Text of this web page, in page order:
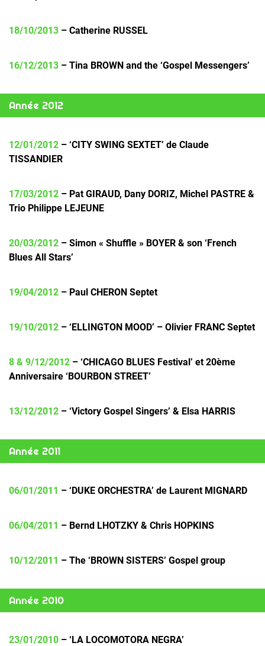
18/10/2013 – Catherine RUSSEL
16/12/2013 – Tina BROWN and the ‘Gospel Messengers’
Année 2012
12/01/2012 – ‘CITY SWING SEXTET’ de Claude
TISSANDIER
17/03/2012 – Pat GIRAUD, Dany DORIZ, Michel PASTRE &
Trio Philippe LEJEUNE
20/03/2012 – Simon « Shuffle » BOYER & son ‘French
Blues All Stars’
19/04/2012 – Paul CHERON Septet
19/10/2012 – ‘ELLINGTON MOOD’ – Olivier FRANC Septet
8 & 9/12/2012 – ‘CHICAGO BLUES Festival’ et 20ème
Anniversaire ‘BOURBON STREET’
13/12/2012 – ‘Victory Gospel Singers’ & Elsa HARRIS
Année 2011
06/01/2011 – ‘DUKE ORCHESTRA’ de Laurent MIGNARD
06/04/2011 – Bernd LHOTZKY & Chris HOPKINS
10/12/2011 – The ‘BROWN SISTERS’ Gospel group
Année 2010
23/01/2010 – ‘LA LOCOMOTORA NEGRA’